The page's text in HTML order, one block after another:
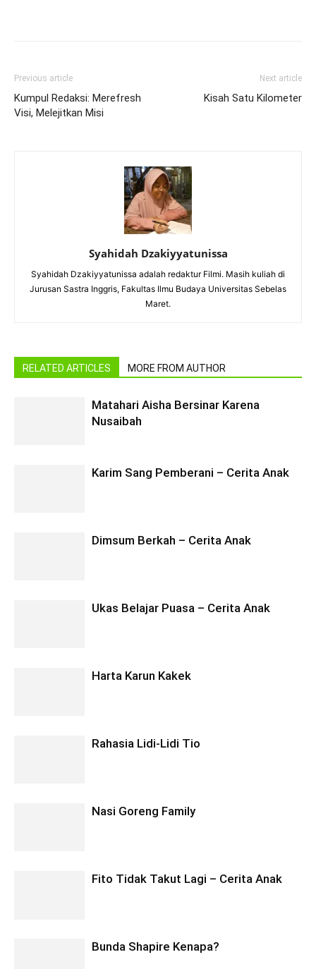
Previous article
Kumpul Redaksi: Merefresh
Visi, Melejitkan Misi
Next article
Kisah Satu Kilometer
Syahidah Dzakiyyatunissa
Syahidah Dzakiyyatunissa adalah redaktur Filmi. Masih kuliah di
Jurusan Sastra Inggris, Fakultas Ilmu Budaya Universitas Sebelas
Maret.
RELATED ARTICLES MORE FROM AUTHOR
Matahari Aisha Bersinar Karena
Nusaibah
Karim Sang Pemberani – Cerita Anak
Dimsum Berkah – Cerita Anak
Ukas Belajar Puasa – Cerita Anak
Harta Karun Kakek
Rahasia Lidi-Lidi Tio
Nasi Goreng Family
Fito Tidak Takut Lagi – Cerita Anak
Bunda Shapire Kenapa?